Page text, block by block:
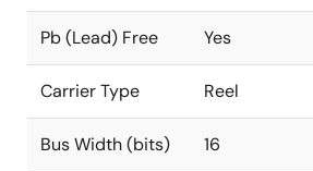
Pb (Lead) Free Yes
Carrier Type Reel
Bus Width (bits) 16